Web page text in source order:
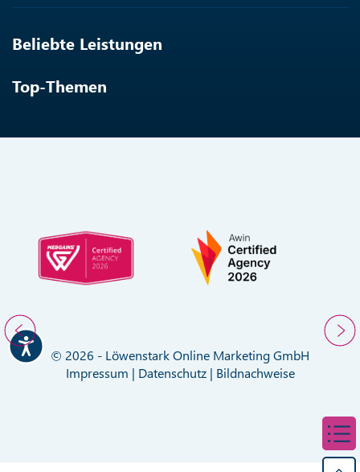
Beliebte Leistungen
Top-Themen
© 2026 - Löwenstark Online Marketing GmbH
Impressum | Datenschutz| Bildnachweise